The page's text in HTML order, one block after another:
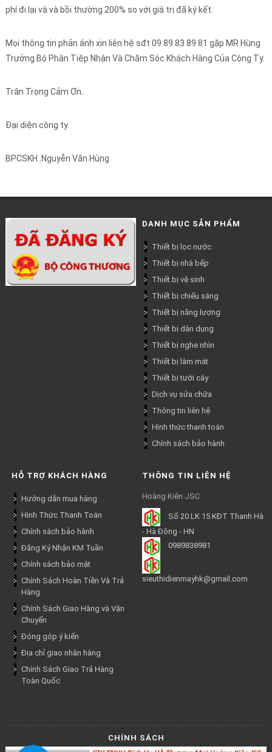
phí đi lại và và bồi thường 200% so với giá trị đã ký kết.
Mọi thông tin phản ánh xin liên hệ sđt 09 89 83 89 81 gặp MR Hùng
Trưởng Bộ Phận Tiệp Nhận Và Chăm Sóc Khách Hàng Của Công Ty.
Trân Trọng Cảm Ơn.
Đại diện công ty.
BPCSKH :Nguyễn Văn Hùng
DANH MỤC SẢN PHẨM
Thiết bị lọc nước
Thiết bị nhà bếp
Thiết bị vệ sinh
Thiết bị chiếu sáng
Thiết bị năng lượng
Thiết bị dân dụng
Thiết bị nghe nhìn
Thiết bị làm mát
Thiết bị tưới cây
Dịch vụ sửa chữa
Thông tin liên hệ
Hình thức thanh toán
Chính sách bảo hành
HỖ TRỢ KHÁCH HÀNG
Hướng dẫn mua hàng
Hình Thức Thanh Toán
Chính sách bảo hành
Đăng Ký Nhận KM Tuần
Chính sách bảo mật
Chính Sách Hoàn Tiền Và Trả
Hàng
Chính Sách Giao Hàng và Vận
Chuyển
Đóng góp ý kiến
Địa chỉ giao nhận hàng
Chính Sách Giao Trả Hàng
Toàn Quốc
THÔNG TIN LIÊN HỆ
Hoàng Kiên JSC
Số 20 LK 15 KĐT Thanh Hà
- Hà Đông - HN
0989838981
sieuthidienmayhk@gmail.com
CHÍNH SÁCH